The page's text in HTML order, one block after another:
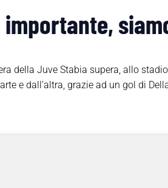
della Juve Stabia supera, allo
e dall’altra, grazie ad un gol di